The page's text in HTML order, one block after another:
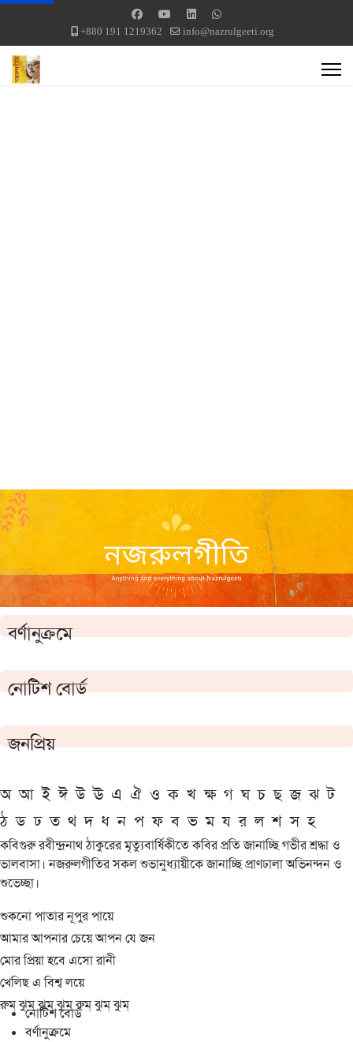
+880 191 1219362 info@nazrulgeeti.org
বর্ণানুক্রমে
নোটিশ বোর্ড
জনপ্রিয়
অ আ ই ঈ উ ঊ এ ঐ ও ক খ ক্ষ গ ঘ চ ছ জ ঝ ট
ঠ ড ঢ ত থ দ ধ ন প ফ ব ভ ম য র ল শ স হ
কবিগুরু রবীন্দ্রনাথ ঠাকুরের মৃত্যুবার্ষিকীতে কবির প্রতি জানাচ্ছি গভীর শ্রদ্ধা ও
ভালবাসা। নজরুলগীতির সকল শুভানুধ্যায়ীকে জানাচ্ছি প্রাণঢালা অভিনন্দন ও
শুভেচ্ছা।
শুকনো পাতার নূপুর পায়ে
আমার আপনার চেয়ে আপন যে জন
মোর প্রিয়া হবে এসো রানী
খেলিছ এ বিশ্ব লয়ে
রুম্ ঝুম্ ঝুম্ ঝুম্ রুম্ ঝুম্ ঝুম্
নোটিশ বোর্ড
বর্ণানুক্রমে